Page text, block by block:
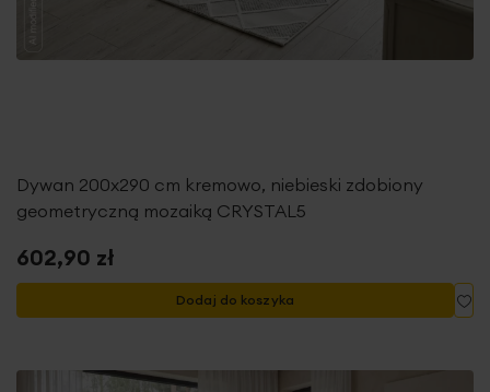
Dywan 200x290 cm kremowo, niebieski zdobiony
geometryczną mozaiką CRYSTAL5
602,90 zł
Dodaj do koszyka